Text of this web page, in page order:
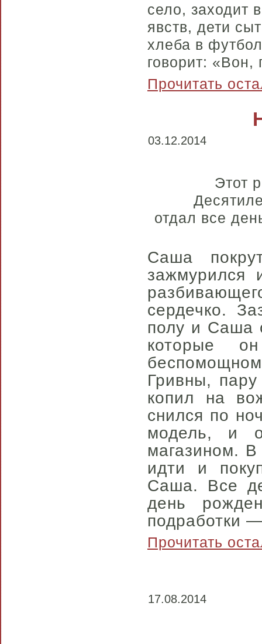
село, заходит
явств, дети
хлеба в
говорит: «Вон,
Прочитать
03.12.2014
Этот
отдал все
Саша
зажмурился
сердечко.
полу и Саша
которые
Гривны,
копил на
снился по
модель, и
магазином.
идти и
Саша. Все
день
подработки
Прочитать
17.08.2014